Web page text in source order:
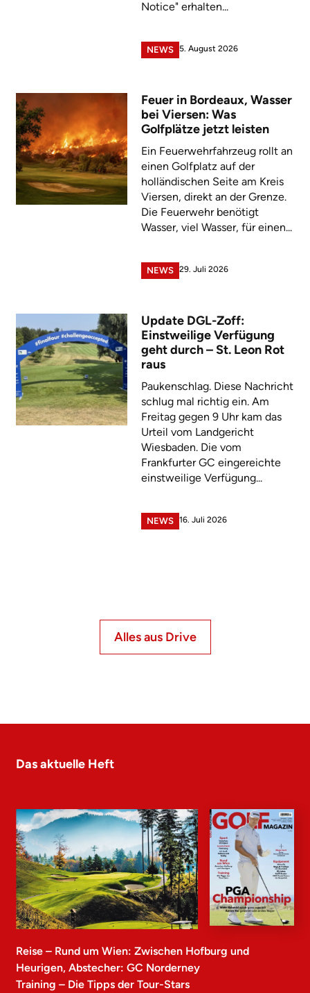
Notice" erhalten...
NEWS 5. August 2026
Feuer in Bordeaux, Wasser
bei Viersen: Was
Golfplätze jetzt leisten
Ein Feuerwehrfahrzeug rollt an
einen Golfplatz auf der
holländischen Seite am Kreis
Viersen, direkt an der Grenze.
Die Feuerwehr benötigt
Wasser, viel Wasser, für einen...
NEWS 29. Juli 2026
Update DGL-Zoff:
Einstweilige Verfügung
geht durch – St. Leon Rot
raus
Paukenschlag. Diese Nachricht
schlug mal richtig ein. Am
Freitag gegen 9 Uhr kam das
Urteil vom Landgericht
Wiesbaden. Die vom
Frankfurter GC eingereichte
einstweilige Verfügung...
NEWS 16. Juli 2026
Alles aus Drive
Das aktuelle Heft
Reise – Rund um Wien: Zwischen Hofburg und
Heurigen, Abstecher: GC Norderney
Training – Die Tipps der Tour-Stars